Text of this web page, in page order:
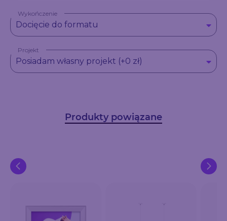
Wykończenie
Docięcie do formatu
Projekt
Posiadam własny projekt (+0 zł)
Produkty powiązane